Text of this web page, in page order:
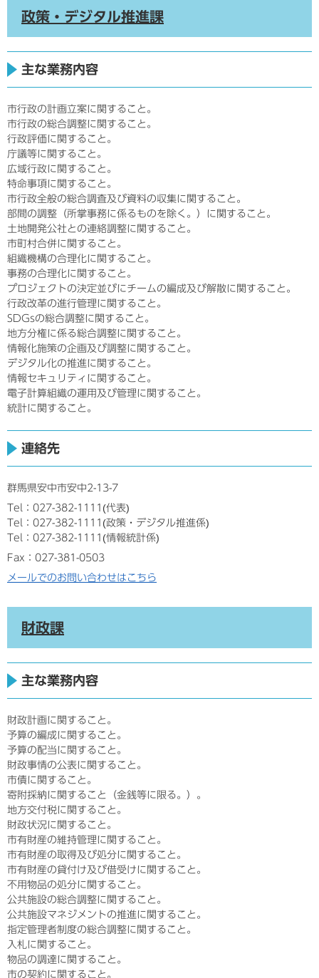
政策・デジタル推進課
主な業務内容
市行政の計画立案に関すること。
市行政の総合調整に関すること。
行政評価に関すること。
庁議等に関すること。
広域行政に関すること。
特命事項に関すること。
市行政全般の総合調査及び資料の収集に関すること。
部間の調整（所掌事務に係るものを除く。）に関すること。
土地開発公社との連絡調整に関すること。
市町村合併に関すること。
組織機構の合理化に関すること。
事務の合理化に関すること。
プロジェクトの決定並びにチームの編成及び解散に関すること。
行政改革の進行管理に関すること。
SDGsの総合調整に関すること。
地方分権に係る総合調整に関すること。
情報化施策の企画及び調整に関すること。
デジタル化の推進に関すること。
情報セキュリティに関すること。
電子計算組織の運用及び管理に関すること。
統計に関すること。
連絡先
群馬県安中市安中2-13-7
Tel：027-382-1111
代表
Tel：027-382-1111
政策・デジタル推進係
Tel：027-382-1111
情報統計係
Fax：027-381-0503
メールでのお問い合わせはこちら
財政課
主な業務内容
財政計画に関すること。
予算の編成に関すること。
予算の配当に関すること。
財政事情の公表に関すること。
市債に関すること。
寄附採納に関すること（金銭等に限る。）。
地方交付税に関すること。
財政状況に関すること。
市有財産の維持管理に関すること。
市有財産の取得及び処分に関すること。
市有財産の貸付け及び借受けに関すること。
不用物品の処分に関すること。
公共施設の総合調整に関すること。
公共施設マネジメントの推進に関すること。
指定管理者制度の総合調整に関すること。
入札に関すること。
物品の調達に関すること。
市の契約に関すること。